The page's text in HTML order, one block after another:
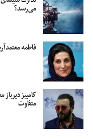
می‌رسد؟
فاطمه
کامبیز
متفاوت